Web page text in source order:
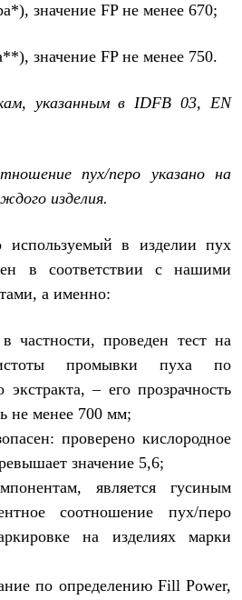
значение FP не менее 670;
значение FP не менее 750.
указанным в IDFB 03, EN
пух/перо указано на
изделия.
используемый в изделии пух
в соответствии с нашими
а именно:
частности, проведен тест на
промывки пуха по
экстракта, – его прозрачность
не менее 700 мм;
проверено кислородное
значение 5,6;
является гусиным
соотношение пух/перо
на изделиях марки
по определению Fill Power,